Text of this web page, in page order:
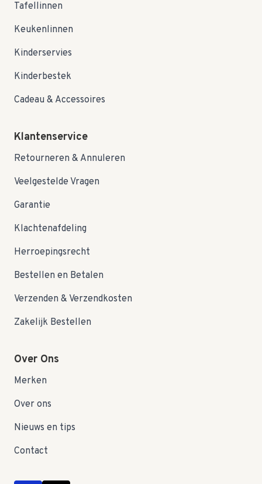
Tafellinnen
Keukenlinnen
Kinderservies
Kinderbestek
Cadeau & Accessoires
Klantenservice
Retourneren & Annuleren
Veelgestelde Vragen
Garantie
Klachtenafdeling
Herroepingsrecht
Bestellen en Betalen
Verzenden & Verzendkosten
Zakelijk Bestellen
Over Ons
Merken
Over ons
Nieuws en tips
Contact